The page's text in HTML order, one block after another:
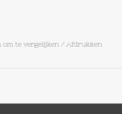
om te vergelijken / Afdrukken